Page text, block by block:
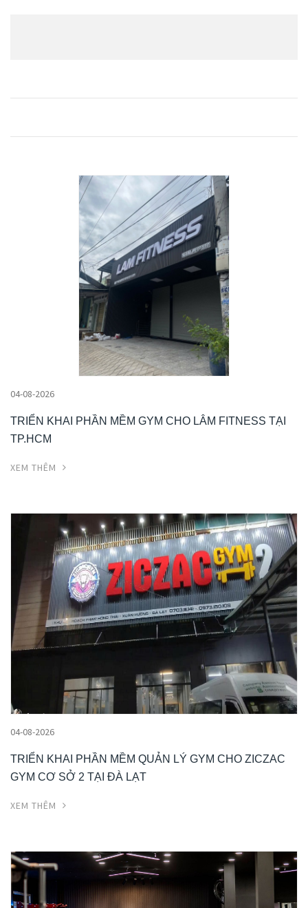
04-08-2026
TRIỂN KHAI PHẦN MỀM GYM CHO LÂM FITNESS TẠI
TP.HCM
XEM THÊM
04-08-2026
TRIỂN KHAI PHẦN MỀM QUẢN LÝ GYM CHO ZICZAC
GYM CƠ SỞ 2 TẠI ĐÀ LẠT
XEM THÊM